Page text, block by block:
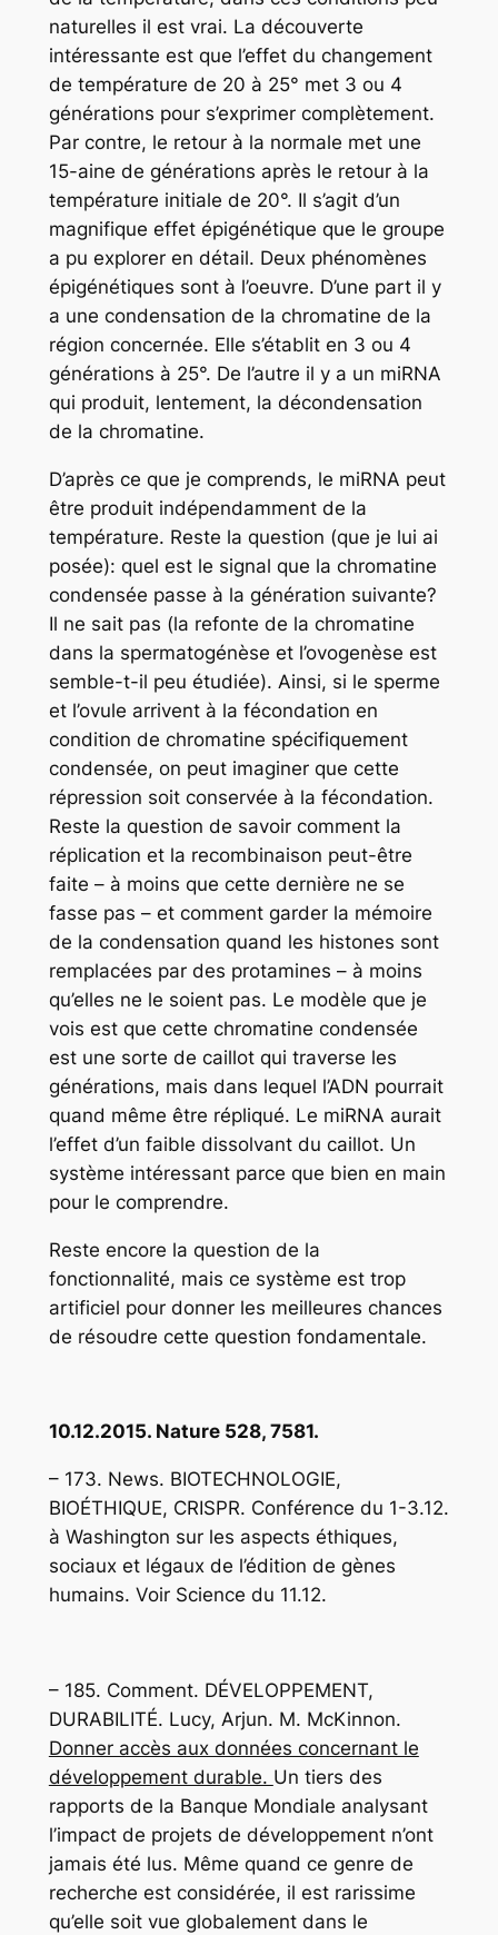
naturelles il est vrai. La découverte
intéressante est que l’effet du changement
de température de 20 à 25° met 3 ou 4
générations pour s’exprimer complètement.
Par contre, le retour à la normale met une
15-aine de générations après le retour à la
température initiale de 20°. Il s’agit d’un
magnifique effet épigénétique que le groupe
a pu explorer en détail. Deux phénomènes
épigénétiques sont à l’oeuvre. D’une part il y
a une condensation de la chromatine de la
région concernée. Elle s’établit en 3 ou 4
générations à 25°. De l’autre il y a un miRNA
qui produit, lentement, la décondensation
de la chromatine.
D’après ce que je comprends, le miRNA peut
être produit indépendamment de la
température. Reste la question (que je lui ai
posée): quel est le signal que la chromatine
condensée passe à la génération suivante?
Il ne sait pas (la refonte de la chromatine
dans la spermatogénèse et l’ovogenèse est
semble-t-il peu étudiée). Ainsi, si le sperme
et l’ovule arrivent à la fécondation en
condition de chromatine spécifiquement
condensée, on peut imaginer que cette
répression soit conservée à la fécondation.
Reste la question de savoir comment la
réplication et la recombinaison peut-être
faite – à moins que cette dernière ne se
fasse pas – et comment garder la mémoire
de la condensation quand les histones sont
remplacées par des protamines – à moins
qu’elles ne le soient pas. Le modèle que je
vois est que cette chromatine condensée
est une sorte de caillot qui traverse les
générations, mais dans lequel l’ADN pourrait
quand même être répliqué. Le miRNA aurait
l’effet d’un faible dissolvant du caillot. Un
système intéressant parce que bien en main
pour le comprendre.
Reste encore la question de la
fonctionnalité, mais ce système est trop
artificiel pour donner les meilleures chances
de résoudre cette question fondamentale.
10.12.2015. Nature 528, 7581.
– 173. News. BIOTECHNOLOGIE,
BIOÉTHIQUE, CRISPR. Conférence du 1-3.12.
à Washington sur les aspects éthiques,
sociaux et légaux de l’édition de gènes
humains. Voir Science du 11.12.
– 185. Comment. DÉVELOPPEMENT,
DURABILITÉ. Lucy, Arjun. M. McKinnon.
Donner accès aux données concernant le
développement durable. Un tiers des
rapports de la Banque Mondiale analysant
l’impact de projets de développement n’ont
jamais été lus. Même quand ce genre de
recherche est considérée, il est rarissime
qu’elle soit vue globalement dans le